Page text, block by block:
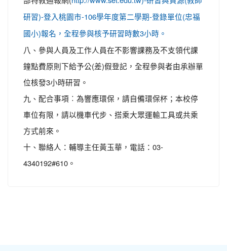
研習)-登入桃園市-106學年度第二學期-登錄單位(忠福
國小)報名，全程參與核予研習時數3小時。
八、參與人員及工作人員在不影響課務及不支領代課
鐘點費原則下給予公(差)假登記，全程參與者由承辦單
位核發3小時研習。
九、配合事項︰為響應環保，請自備環保杯；本校停
車位有限，請以機車代步、搭乘大眾運輸工具或共乘
方式前來。
十、聯絡人：輔導主任黃玉華，電話：03-
4340192#610。